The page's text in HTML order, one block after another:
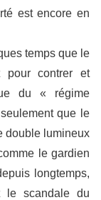
est encore en
temps que le
pour contrer et
du « régime
que le
double lumineux
le gardien
longtemps,
le scandale du